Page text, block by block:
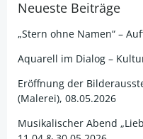
Neueste Beiträge
„Stern ohne Namen“ –
Aquarell im Dialog –
Eröffnung der
(Malerei), 08.05.2026
Musikalischer Abend